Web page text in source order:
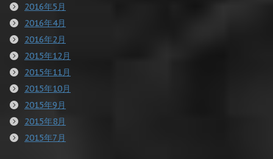
2016年5月
2016年4月
2016年2月
2015年12月
2015年11月
2015年10月
2015年9月
2015年8月
2015年7月